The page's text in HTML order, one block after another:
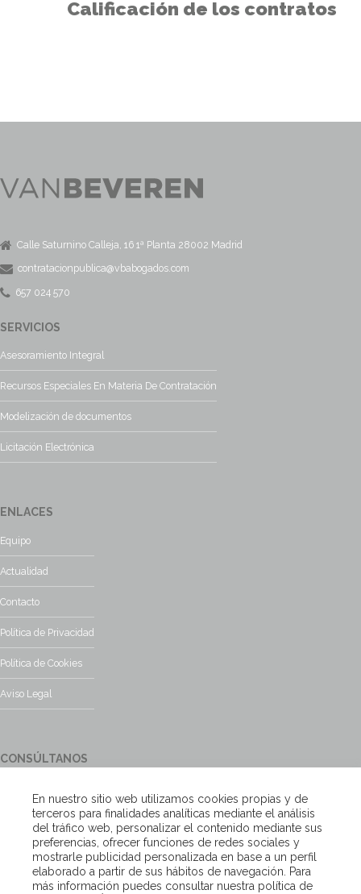
Calificación de los contratos
Calle Saturnino Calleja, 16 1ª Planta 28002 Madrid
contratacionpublica@vbabogados.com
657 024 570
SERVICIOS
Asesoramiento Integral
Recursos Especiales En Materia De Contratación
Modelización de documentos
Licitación Electrónica
ENLACES
Equipo
Actualidad
Contacto
Política de Privacidad
Política de Cookies
Aviso Legal
CONSÚLTANOS
encantados
Escríbenos
En nuestro sitio web utilizamos cookies propias y de
terceros para finalidades analíticas mediante el análisis
del tráfico web, personalizar el contenido mediante sus
preferencias, ofrecer funciones de redes sociales y
mostrarle publicidad personalizada en base a un perfil
elaborado a partir de sus hábitos de navegación. Para
más información puedes consultar nuestra política de